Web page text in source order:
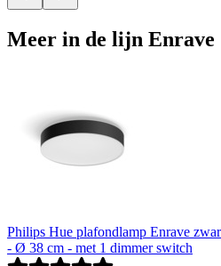
Meer in de lijn Enrave
Philips Hue plafondlamp Enrave
- Ø 38 cm - met 1 dimmer switch